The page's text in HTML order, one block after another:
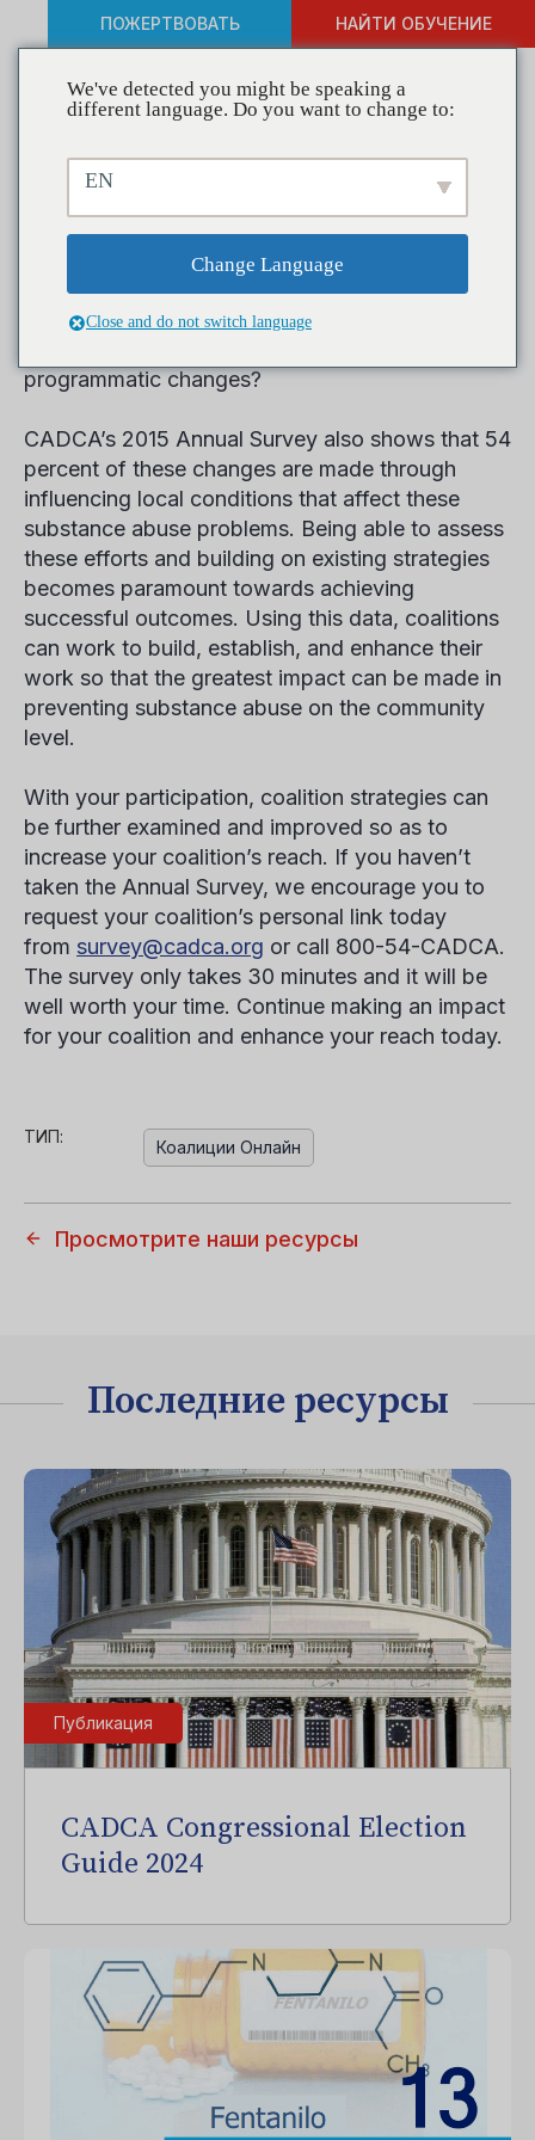
ПОЖЕРТВОВАТЬ НАЙТИ ОБУЧЕНИЕ
Take the 2016 Annual
Survey Today
Did you know that 52 percent of coalitions were
able make significant reductions to substance
programmatic changes?
CADCA’s 2015 Annual Survey also shows that 54
percent of these changes are made through
influencing local conditions that affect these
substance abuse problems. Being able to assess
these efforts and building on existing strategies
becomes paramount towards achieving
successful outcomes. Using this data, coalitions
can work to build, establish, and enhance their
work so that the greatest impact can be made in
preventing substance abuse on the community
level.
With your participation, coalition strategies can
be further examined and improved so as to
increase your coalition’s reach. If you haven’t
taken the Annual Survey, we encourage you to
request your coalition’s personal link today
from survey@cadca.org or call 800-54-CADCA.
The survey only takes 30 minutes and it will be
well worth your time. Continue making an impact
for your coalition and enhance your reach today.
ТИП:
Коалиции Онлайн
Просмотрите наши ресурсы
Последние ресурсы
Публикация
CADCA Congressional Election
Guide 2024
We've detected you might be speaking a
different language. Do you want to change to:
EN
Change Language
Close and do not switch language